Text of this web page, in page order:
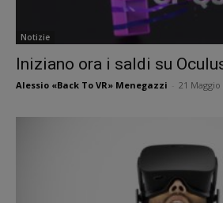
Notizie
Iniziano ora i saldi su
Alessio «Back To VR» Menegazzi 21 Maggio